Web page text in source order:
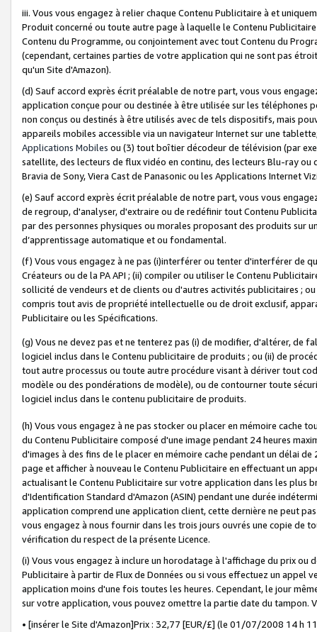
iii. Vous vous engagez à relier chaque Contenu Publicitaire à et
Produit concerné ou toute autre page à laquelle le Contenu
Contenu du Programme, ou conjointement avec tout Contenu du
(cependant, certaines parties de votre application qui ne sont pas
qu'un Site d'Amazon).
(d) Sauf accord exprès écrit préalable de notre part, vous vous
application conçue pour ou destinée à être utilisée sur les téléphones
non conçus ou destinés à être utilisés avec de tels dispositifs, mais
appareils mobiles accessible via un navigateur Internet sur une
Applications Mobiles ou (3) tout boîtier décodeur de télévision (par
satellite, des lecteurs de flux vidéo en continu, des lecteurs Blu-ray
Bravia de Sony, Viera Cast de Panasonic ou les Applications Internet
(e) Sauf accord exprès écrit préalable de notre part, vous vous
de regroup, d'analyser, d'extraire ou de redéfinir tout Contenu
par des personnes physiques ou morales proposant des produits sur
d’apprentissage automatique et ou fondamental.
(f) Vous vous engagez à ne pas (i)interférer ou tenter d'interférer de
Créateurs ou de la PA API ; (ii) compiler ou utiliser le Contenu
sollicité de vendeurs et de clients ou d'autres activités publicitaires ;
compris tout avis de propriété intellectuelle ou de droit exclusif,
Publicitaire ou les Spécifications.
(g) Vous ne devez pas et ne tenterez pas (i) de modifier, d'altérer, de
logiciel inclus dans le Contenu publicitaire de produits ; ou (ii) de
tout autre processus ou toute autre procédure visant à dériver tout
modèle ou des pondérations de modèle), ou de contourner toute
logiciel inclus dans le contenu publicitaire de produits.
(h) Vous vous engagez à ne pas stocker ou placer en mémoire cache
du Contenu Publicitaire composé d'une image pendant 24 heures
d'images à des fins de le placer en mémoire cache pendant un délai
page et afficher à nouveau le Contenu Publicitaire en effectuant un
actualisant le Contenu Publicitaire sur votre application dans les plus
d'Identification Standard d'Amazon (ASIN) pendant une durée
application comprend une application client, cette dernière ne peut
vous engagez à nous fournir dans les trois jours ouvrés une copie de
vérification du respect de la présente Licence.
(i) Vous vous engagez à inclure un horodatage à l'affichage du prix
Publicitaire à partir de Flux de Données ou si vous effectuez un appel
application moins d'une fois toutes les heures. Cependant, le jour
sur votre application, vous pouvez omettre la partie date du tampon.
• [insérer le Site d'Amazon]Prix : 32,77 [EUR/£] (le 01/07/2008 14 h